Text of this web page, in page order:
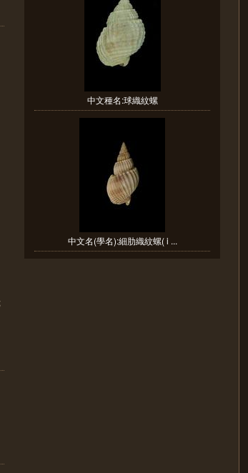
中文種名:球織紋螺
中文名(學名):細肋織紋螺( i ...